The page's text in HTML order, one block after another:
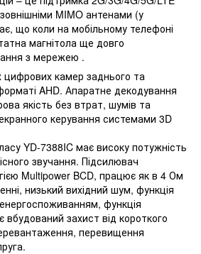
MIMO антенами (у
що коли на мобільному телефоні
магнітола ще довго
з мережею .
цифрових камер заднього та
AHD. Апаратне декодування
якість без втрат, шумів та
керування системами 3D
YD-7388IC має високу потужність
звучання. Підсилювач
Multipower BCD, працює як в 4 Ом
низький вихідний шум, функція
функція
вбудований захист від короткого
перевищення